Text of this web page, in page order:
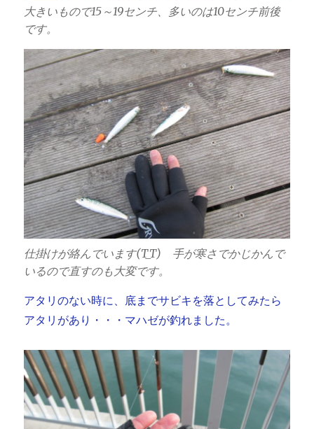
大きいもので15～19センチ、多いのは10センチ前後
です。
仕掛けが絡んでいます(T_T) 手が寒さでかじかんで
いるので直すのも大変です。
アタリのない時に、底までサビキを落としてみたら
アタリがあり・・・マハゼが釣れました。